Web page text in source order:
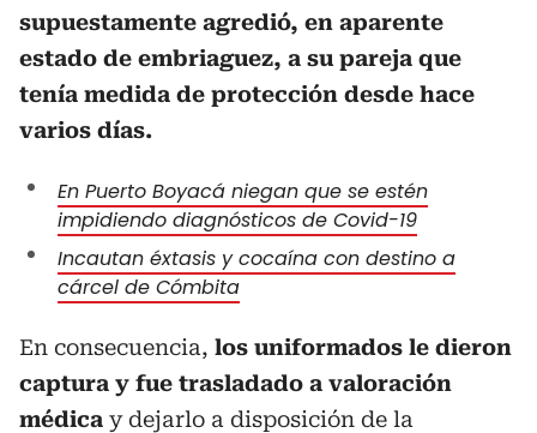
supuestamente agredió, en aparente
estado de embriaguez, a su pareja que
tenía medida de protección desde hace
varios días.
En Puerto Boyacá niegan que se estén
impidiendo diagnósticos de Covid-19
Incautan éxtasis y cocaína con destino a
cárcel de Cómbita
En consecuencia, los uniformados le dieron
captura y fue trasladado a valoración
médica y dejarlo a disposición de la